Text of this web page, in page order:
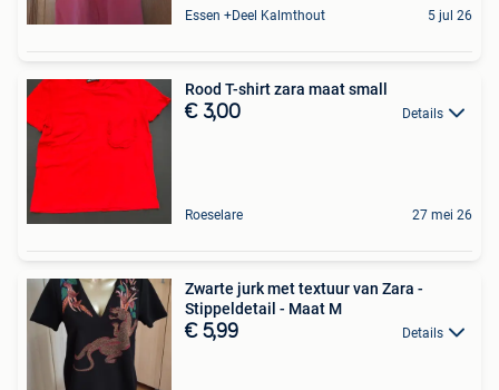
Essen +Deel Kalmthout 5 jul 26
Rood T-shirt zara maat small
€ 3,00 Details
Roeselare 27 mei 26
Zwarte jurk met textuur van Zara -
Stippeldetail - Maat M
€ 5,99 Details